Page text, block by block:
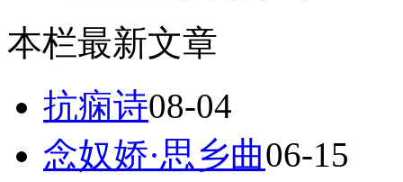
本栏最新文章
抗痫诗08-04
念奴娇·思乡曲06-15